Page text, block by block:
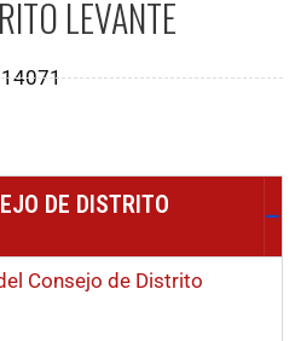
LEVANTE
DE DISTRITO
Consejo de Distrito